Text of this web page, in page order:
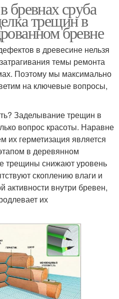
бревнах сруба
трещин в
бревне
в древесине нельзя
темы ремонта
Поэтому мы максимально
на ключевые вопросы,
Заделывание трещин в
вопрос красоты. Наравне
герметизация является
в деревянном
трещины снижают уровень
скоплению влаги и
активности внутри бревен,
их